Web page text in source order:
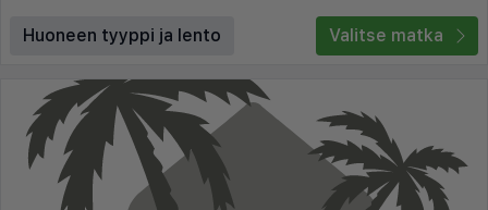
Huoneen tyyppi ja lento Valitse matka